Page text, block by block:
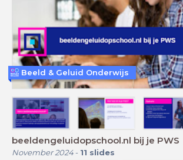
beeldengeluidopschool.nl bij je PWS
November 2024- 11 slides
Beeld & Geluid Onderwijs